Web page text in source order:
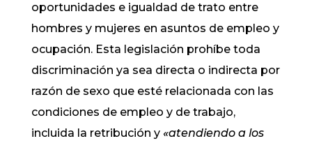
oportunidades e igualdad de trato entre
hombres y mujeres en asuntos de empleo y
ocupación. Esta legislación prohíbe toda
discriminación ya sea directa o indirecta por
razón de sexo que esté relacionada con las
condiciones de empleo y de trabajo,
incluida la retribución y «atendiendo a los